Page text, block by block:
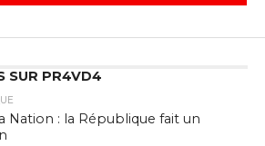
SUR PR4VD4
Nation : la République fait un